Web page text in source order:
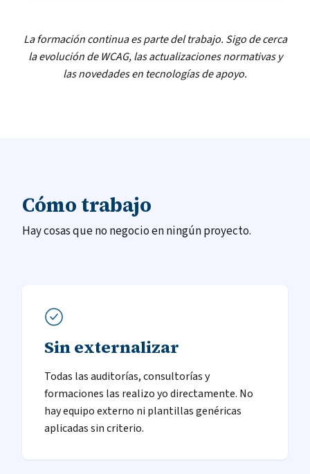
La formación continua es parte del trabajo. Sigo de cerca
la evolución de WCAG, las actualizaciones normativas y
las novedades en tecnologías de apoyo.
Cómo trabajo
Hay cosas que no negocio en ningún proyecto.
Sin externalizar
Todas las auditorías, consultorías y
formaciones las realizo yo directamente. No
hay equipo externo ni plantillas genéricas
aplicadas sin criterio.